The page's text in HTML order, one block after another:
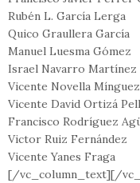
Rubén L. García Lerga
Quico Graullera García
Manuel Luesma Gómez
Israel Navarro Martínez
Vicente Novella Mínguez
Vicente David Ortizá
Francisco Rodríguez
Victor Ruiz Fernández
Vicente Yanes Fraga
[/vc_column_text][/